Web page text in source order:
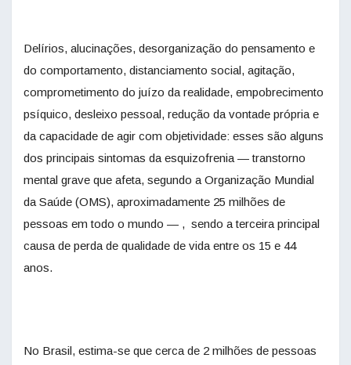
Delírios, alucinações, desorganização do pensamento e
do comportamento, distanciamento social, agitação,
comprometimento do juízo da realidade, empobrecimento
psíquico, desleixo pessoal, redução da vontade própria e
da capacidade de agir com objetividade: esses são alguns
dos principais sintomas da esquizofrenia — transtorno
mental grave que afeta, segundo a Organização Mundial
da Saúde (OMS), aproximadamente 25 milhões de
pessoas em todo o mundo — , sendo a terceira principal
causa de perda de qualidade de vida entre os 15 e 44
anos.
No Brasil, estima-se que cerca de 2 milhões de pessoas